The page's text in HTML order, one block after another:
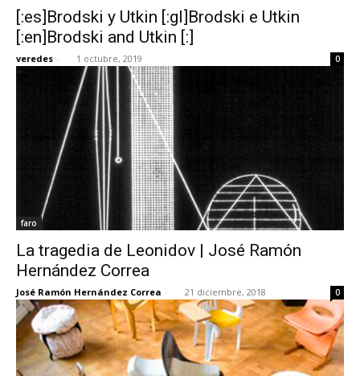
[:es]Brodski y Utkin [:gl]Brodski e Utkin
[:en]Brodski and Utkin [:]
veredes - 1 octubre, 2019 0
faro
La tragedia de Leonidov | José Ramón
Hernández Correa
José Ramón Hernández Correa - 21 diciembre, 2018 0